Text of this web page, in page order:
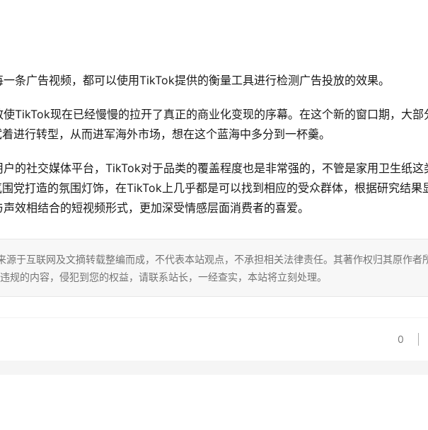
条广告视频，都可以使用TikTok提供的衡量工具进行检测广告投放的效果。
TikTok现在已经慢慢的拉开了真正的商业化变现的序幕。在这个新的窗口期，大部
进行转型，从而进军海外市场，想在这个蓝海中多分到一杯羹。
的社交媒体平台，TikTok对于品类的覆盖程度也是非常强的，不管是家用卫生纸这
党打造的氛围灯饰，在TikTok上几乎都是可以找到相应的受众群体，根据研究结果
效相结合的短视频形式，更加深受情感层面消费者的喜爱。
源于互联网及文摘转载整编而成，不代表本站观点，不承担相关法律责任。其著作权归其原作者
规的内容，侵犯到您的权益，请联系站长，一经查实，本站将立刻处理。
0